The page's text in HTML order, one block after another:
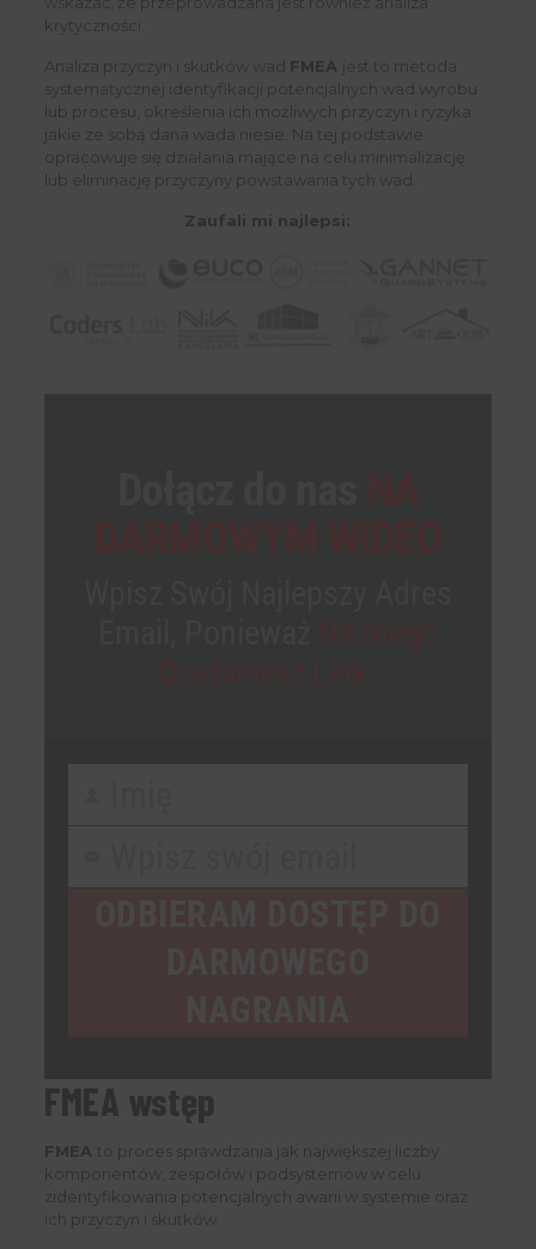
krytyczności.
Analiza przyczyn i skutków wad FMEA jest to metoda
systematycznej identyfikacji potencjalnych wad wyrobu
lub procesu, określenia ich możliwych przyczyn i ryzyka
jakie ze sobą dana wada niesie. Na tej podstawie
opracowuje się działania mające na celu minimalizację
lub eliminację przyczyny powstawania tych wad.
Zaufali mi najlepsi:
FMEA wstęp
FMEA to proces sprawdzania jak największej liczby
komponentów, zespołów i podsystemów w celu
zidentyfikowania potencjalnych awarii w systemie oraz
ich przyczyn i skutków.